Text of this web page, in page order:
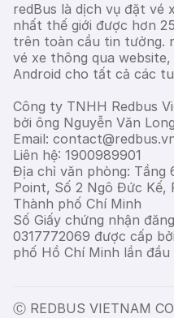
redBus là dịch vụ đặt vé
nhất thế giới được hơn
trên toàn cầu tin tưởng.
vé xe thông qua website,
Android cho tất cả các
Công ty TNHH Redbus
bởi ông Nguyễn Văn Long
Email:
Liên hệ: 1900989901
Địa chỉ văn phòng: Tầng
Point, Số 2 Ngô Đức Kế,
Thành phố Chí Minh
Số Giấy chứng nhận
0317772069 được cấp
phố Hồ Chí Minh lần
Ⓒ REDBUS VIETNAM